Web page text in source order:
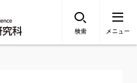
検索 メニュー